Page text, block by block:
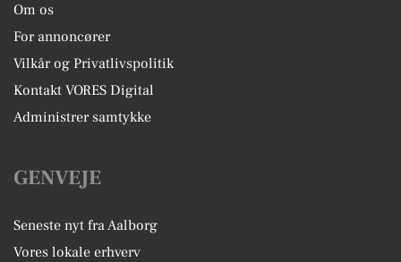
Om os
For annoncører
Vilkår og Privatlivspolitik
Kontakt VORES Digital
Administrer samtykke
GENVEJE
Seneste nyt fra Aalborg
Vores lokale erhverv